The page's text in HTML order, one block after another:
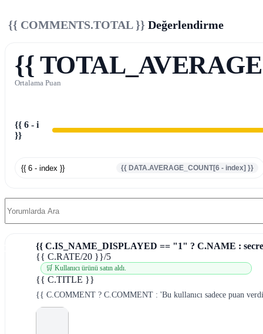
{{ COMMENTS.TOTAL }} Değerlendirme
{{
Ortalama Puan
{{ 6 - i
}}
{{ 6 - index }} {{ DATA.AVERAGE_COUNT[6 - index] }}
}}{{ C.SURNAME.SLICE(0, 1)
{{ C.IS_NAME_DISPLAYED == "1" ? C.NAME :
{{ C.RATE/20 }}/5
🛒 Kullanıcı ürünü satın aldı.
{{ C.TITLE }}
{{ C.COMMENT ? C.COMMENT : 'Bu kullanıcı sadece puan